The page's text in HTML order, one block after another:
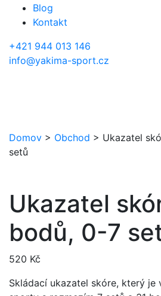
Blog
Kontakt
+421 944 013 146
info@yakima-sport.cz
Domov > Obchod > Ukazatel
setů
Ukazatel
bodů, 0-7
520 Kč
Skládací ukazatel skóre, který je